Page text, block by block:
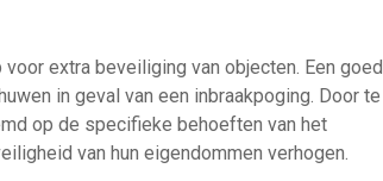
extra beveiliging van objecten. Een goed
in geval van een inbraakpoging. Door te
op de specifieke behoeften van het
van hun eigendommen verhogen.